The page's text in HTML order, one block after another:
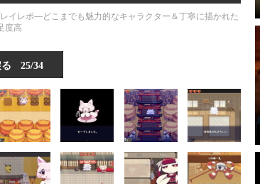
イレポ―どこまでも魅力的なキャラクター＆丁寧に描かれた
度高
25/34